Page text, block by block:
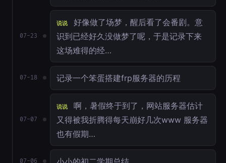
07-23
说说
好像做了场梦，醒后看了会番剧。意
识到已经好久没做梦了呢，于是记录下来
这场难得的经…
07-18 记录一个笨蛋搭建frp服务器的历程
07-07
说说
啊，暑假终于到了，网站服务器估计
又得被我折腾得每天崩好几次www 服务器
也有假期…
07-06